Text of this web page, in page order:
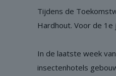
Tijdens de
Hardhout. Voor de
In de laatste week
insectenhotels